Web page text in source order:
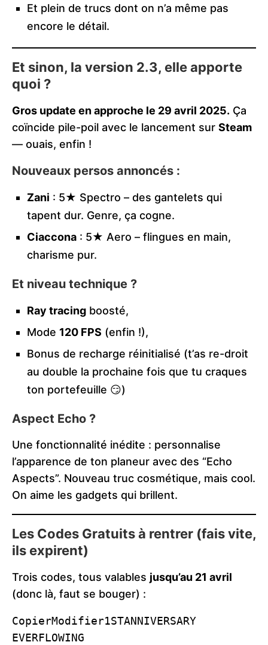
Et plein de trucs dont on n’a même pas
encore le détail.
Et sinon, la version 2.3, elle apporte
quoi ?
Gros update en approche le 29 avril 2025. Ça
coïncide pile-poil avec le lancement sur Steam
— ouais, enfin !
Nouveaux persos annoncés :
Zani : 5★ Spectro – des gantelets qui
tapent dur. Genre, ça cogne.
Ciaccona : 5★ Aero – flingues en main,
charisme pur.
Et niveau technique ?
Ray tracing boosté,
Mode 120 FPS (enfin !),
Bonus de recharge réinitialisé (t’as re-droit
au double la prochaine fois que tu craques
ton portefeuille 😏)
Aspect Echo ?
Une fonctionnalité inédite : personnalise
l’apparence de ton planeur avec des “Echo
Aspects”. Nouveau truc cosmétique, mais cool.
On aime les gadgets qui brillent.
Les Codes Gratuits à rentrer (fais vite,
ils expirent)
Trois codes, tous valables jusqu’au 21 avril
(donc là, faut se bouger) :
CopierModifier1STANNIVERSARY
EVERFLOWING